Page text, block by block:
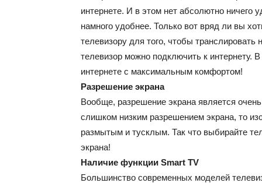
интернете. И в этом нет абсолютно ничего
намного удобнее. Только вот вряд ли вы
телевизору для того, чтобы
телевизор можно подключить к интернету.
интернете с максимальным комфортом!
Разрешение экрана
Вообще, разрешение экрана является
слишком низким разрешением экрана, то
размытым и тусклым. Так что выбирайте
экрана!
Наличие функции Smart TV
Большинство современных моделей